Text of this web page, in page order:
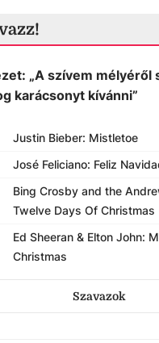
„A szívem mélyéről
karácsonyt kívánni”
Justin Bieber: Mistletoe
José Feliciano: Feliz
Bing Crosby and the
Twelve Days Of Christmas
Ed Sheeran & Elton John:
Christmas
Szavazok